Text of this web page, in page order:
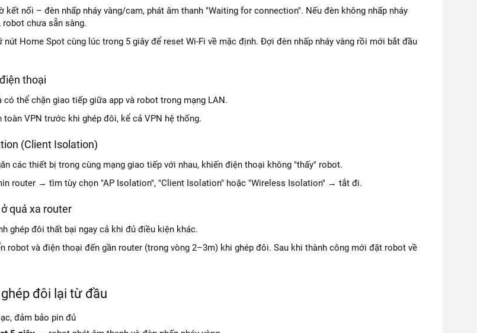
kết nối – đèn nhấp nháy vàng/cam, phát âm thanh "Waiting for connection". Nếu đèn không nhấp nháy
robot chưa sẵn sàng.
nút Home Spot cùng lúc trong 5 giây để reset Wi-Fi về mặc định. Đợi đèn nhấp nháy vàng rồi mới bắt đầu
thoại
có thể chặn giao tiếp giữa app và robot trong mạng LAN.
VPN trước khi ghép đôi, kể cả VPN hệ thống.
(Client Isolation)
các thiết bị trong cùng mạng giao tiếp với nhau, khiến điện thoại không "thấy" robot.
router → tìm tùy chọn "AP Isolation", "Client Isolation" hoặc "Wireless Isolation" → tắt đi.
quá xa router
ghép đôi thất bại ngay cả khi đủ điều kiện khác.
robot và điện thoại đến gần router (trong vòng 2–3m) khi ghép đôi. Sau khi thành công mới đặt robot về
đôi lại từ đầu
đảm bảo pin đủ